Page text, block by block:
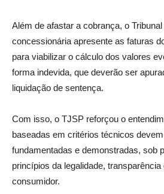
Além de afastar a cobrança, o
concessionária apresente as faturas
para viabilizar o cálculo dos valores
forma indevida, que deverão ser
liquidação de sentença.
Com isso, o TJSP reforçou o
baseadas em critérios técnicos
fundamentadas e demonstradas, sob
princípios da legalidade, transparência
consumidor.